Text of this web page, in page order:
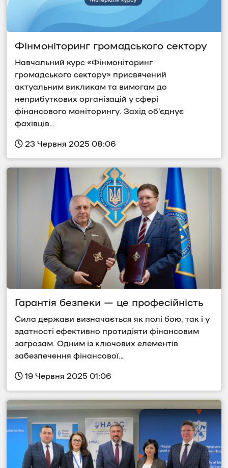
Фінмоніторинг громадського сектору
Навчальний курс «Фінмоніторинг
громадського сектору» присвячений
актуальним викликам та вимогам до
неприбуткових організацій у сфері
фінансового моніторингу. Захід об’єднує
фахівців…
23 Червня 2025 08:06
Гарантія безпеки — це професійність
Сила держави визначається як полі бою, так і у
здатності ефективно протидіяти фінансовим
загрозам. Одним із ключових елементів
забезпечення фінансової…
19 Червня 2025 01:06